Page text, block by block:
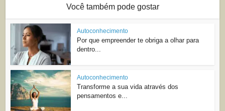
Você também pode gostar
Autoconhecimento
Por que empreender te obriga a olhar para
dentro...
Autoconhecimento
Transforme a sua vida através dos
pensamentos e...